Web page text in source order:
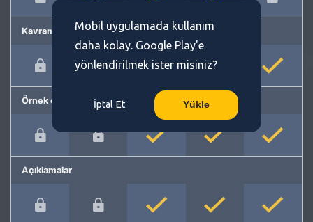
Kavram önerme
Örnek cümleler
Açıklamalar
Mobil uygulamada kullanım
daha kolay. Google Play'e
yönlendirilmek ister misiniz?
İptal Et Yükle